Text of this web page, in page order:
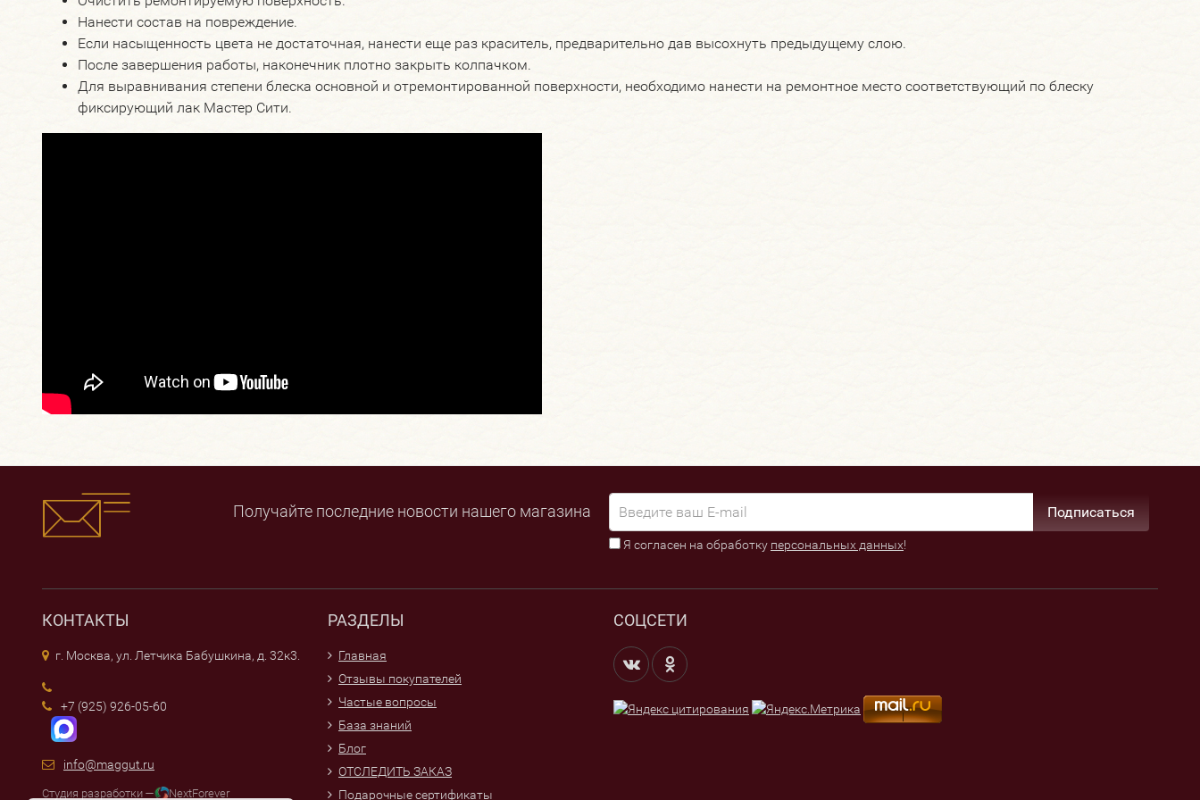
Нанести состав на повреждение.
Если насыщенность цвета не достаточная, нанести еще раз краситель, предварительно дав высохнуть предыдущему слою.
После завершения работы, наконечник плотно закрыть колпачком.
Для выравнивания степени блеска основной и отремонтированной поверхности, необходимо нанести на ремонтное место соответствующий по блеску
фиксирующий лак Мастер Сити.
Получайте последние новости нашего магазина Подписаться
Я согласен на обработку персональных данных!
КОНТАКТЫ
г. Москва, ул. Летчика Бабушкина, д. 32к3.
+7 (925) 926-05-60
info@maggut.ru
Студия разработки — NextForever
РАЗДЕЛЫ
Главная
Отзывы покупателей
Частые вопросы
База знаний
Блог
ОТСЛЕДИТЬ ЗАКАЗ
Подарочные сертификаты
СОЦСЕТИ